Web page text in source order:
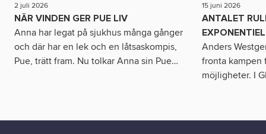
2 juli 2026
NÄR VINDEN GER PUE LIV
Anna har legat på sjukhus många gånger
och där har en lek och en låtsaskompis,
Pue, trätt fram. Nu tolkar Anna sin Pue…
15 juni 2026
ANTALET
Anders
fronta kampen
möjligheter. I